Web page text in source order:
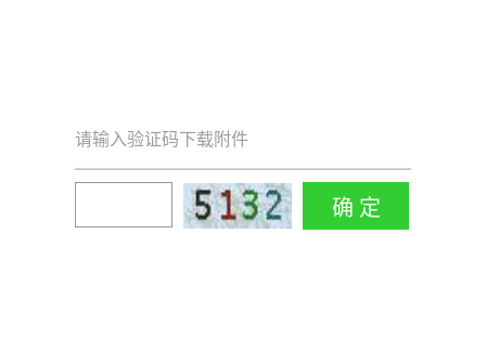
请输入验证码下载附件